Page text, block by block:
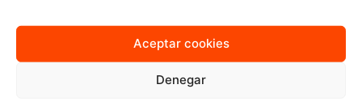
Aceptar cookies
Denegar
accesibles sin comprometer la calidad. Nuestro equipo especializado
garantiza que cada proyecto se maneje con atención personalizada.
trabajaremos para ayudarte a convertir tus ideas en realidades